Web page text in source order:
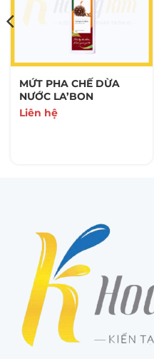
MỨT PHA CHẾ DỪA
NƯỚC LA’BON
Liên hệ